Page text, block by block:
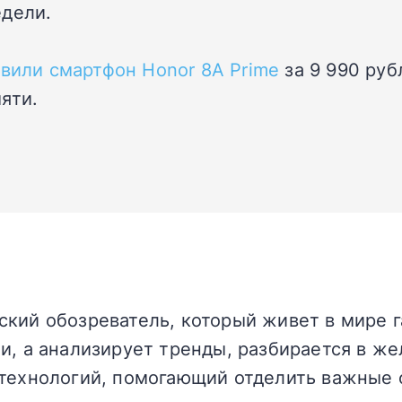
смартфон Honor 8A Prime за 9 990
обозреватель, который живет в мире
а анализирует тренды, разбирается в
помогающий отделить важные